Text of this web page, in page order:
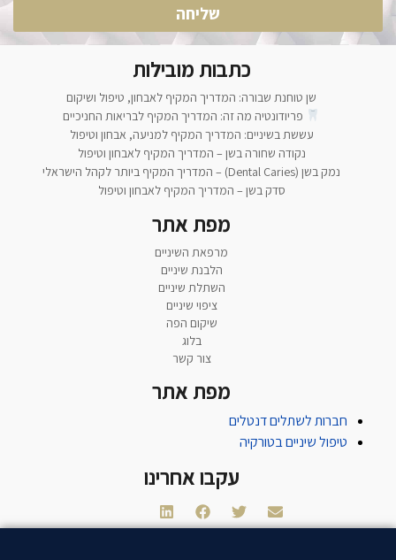
שליחה
כתבות מובילות
שן טוחנת שבורה: המדריך המקיף לאבחון, טיפול ושיקום
פריודונטיה מה זה: המדריך המקיף לבריאות החניכיים
עששת בשיניים: המדריך המקיף למניעה, אבחון וטיפול
נקודה שחורה בשן – המדריך המקיף לאבחון וטיפול
נמק בשן (Dental Caries) – המדריך המקיף ביותר לקהל הישראלי
סדק בשן – המדריך המקיף לאבחון וטיפול
מפת אתר
מרפאת השיניים
הלבנת שיניים
השתלת שיניים
ציפוי שיניים
שיקום הפה
בלוג
צור קשר
מפת אתר
חברות לשתלים דנטלים
טיפול שיניים בטורקיה
עקבו אחרינו